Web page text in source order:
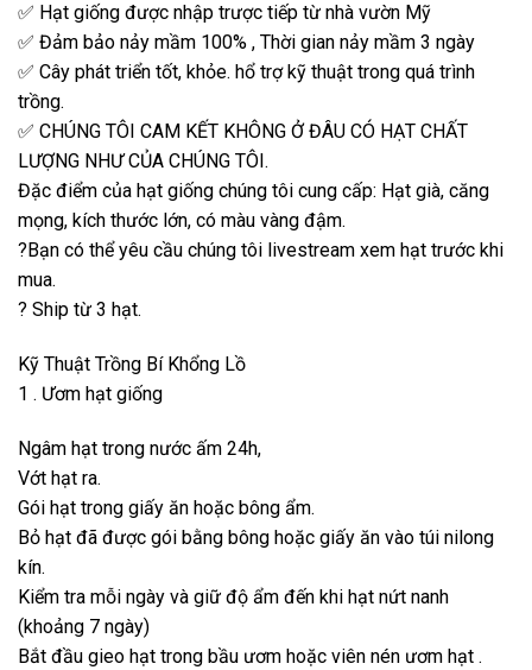
✅ Hạt giống được nhập trược tiếp từ nhà vườn Mỹ
✅ Đảm bảo nảy mầm 100% , Thời gian nảy mầm 3 ngày
✅ Cây phát triển tốt, khỏe. hổ trợ kỹ thuật trong quá trình
trồng.
✅ CHÚNG TÔI CAM KẾT KHÔNG Ở ĐÂU CÓ HẠT CHẤT
LƯỢNG NHƯ CỦA CHÚNG TÔI.
Đặc điểm của hạt giống chúng tôi cung cấp: Hạt già, căng
mọng, kích thước lớn, có màu vàng đậm.
?Bạn có thể yêu cầu chúng tôi livestream xem hạt trước khi
mua.
? Ship từ 3 hạt.
Kỹ Thuật Trồng Bí Khổng Lồ
1 . Ươm hạt giống
Ngâm hạt trong nước ấm 24h,
Vớt hạt ra.
Gói hạt trong giấy ăn hoặc bông ẩm.
Bỏ hạt đã được gói bằng bông hoặc giấy ăn vào túi nilong
kín.
Kiểm tra mỗi ngày và giữ độ ẩm đến khi hạt nứt nanh
(khoảng 7 ngày)
Bắt đầu gieo hạt trong bầu ươm hoặc viên nén ươm hạt .